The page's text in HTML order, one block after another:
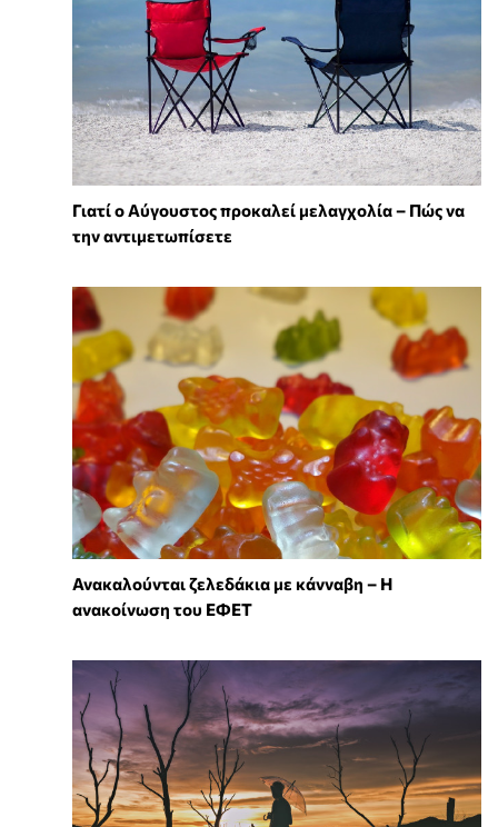
Γιατί ο Αύγουστος προκαλεί μελαγχολία – Πώς να
την αντιμετωπίσετε
Ανακαλούνται ζελεδάκια με κάνναβη – Η
ανακοίνωση του ΕΦΕΤ